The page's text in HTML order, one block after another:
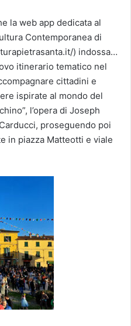
la web app dedicata al
Contemporanea di
) indossa…
itinerario tematico nel
cittadini e
ispirate al mondo del
l’opera di Joseph
proseguendo poi
in piazza Matteotti e viale